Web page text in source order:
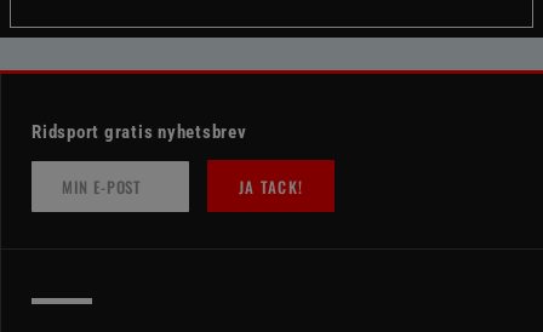
Ridsport gratis nyhetsbrev
JA TACK!